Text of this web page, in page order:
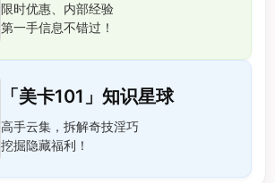
限时优惠、内部经验
第一手信息不错过！
「美卡101」知识星球
高手云集，拆解奇技淫巧
挖掘隐藏福利！